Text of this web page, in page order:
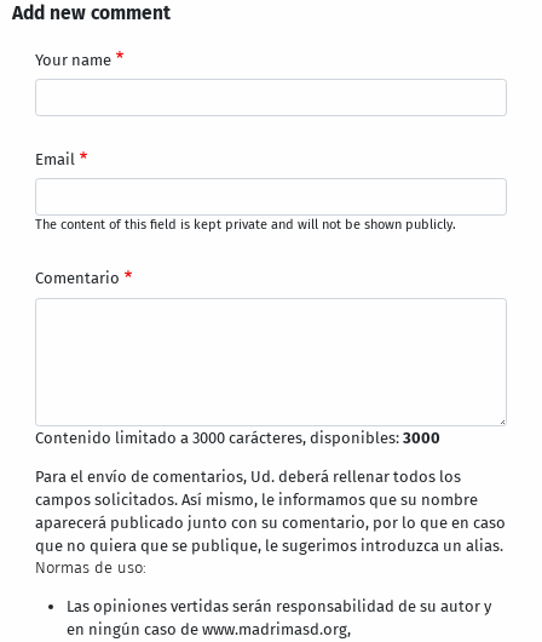
Add new comment
Your name
Email
The content of this field is kept private and will not be shown publicly.
Comentario
Contenido limitado a 3000 carácteres, disponibles:3000
Para el envío de comentarios, Ud. deberá rellenar todos los
campos solicitados. Así mismo, le informamos que su nombre
aparecerá publicado junto con su comentario, por lo que en caso
que no quiera que se publique, le sugerimos introduzca un alias.
Normas de uso:
Las opiniones vertidas serán responsabilidad de su autor y
en ningún caso de www.madrimasd.org,